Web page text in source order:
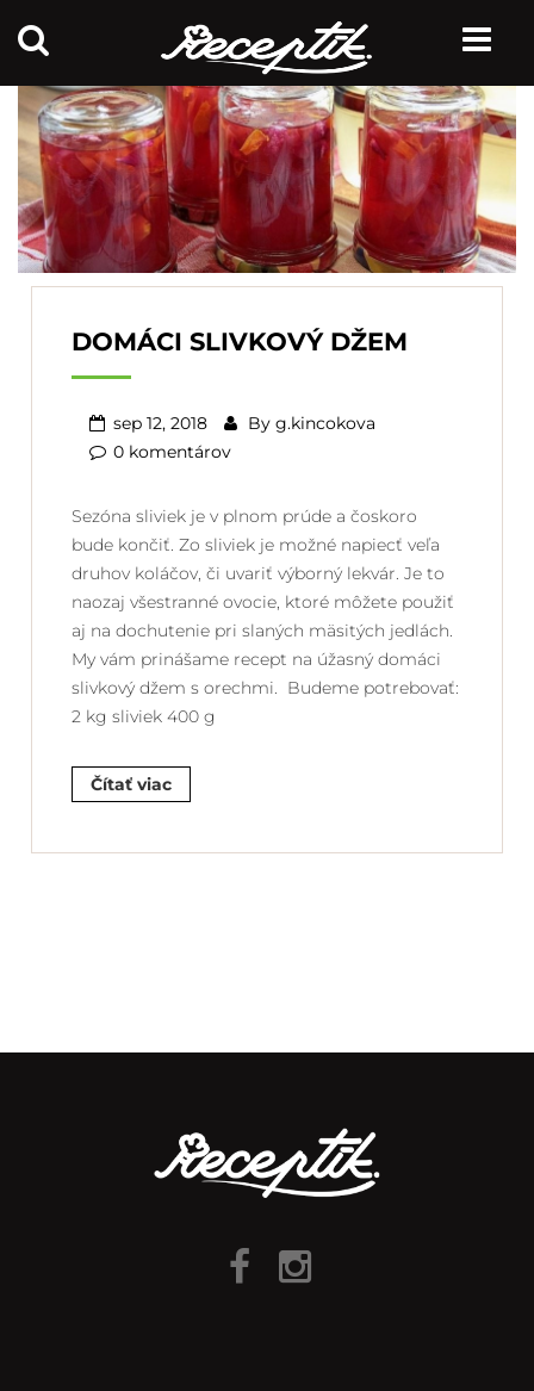
DOMÁCI SLIVKOVÝ DŽEM
sep 12, 2018 By g.kincokova
0 komentárov
Sezóna sliviek je v plnom prúde a čoskoro
bude končiť. Zo sliviek je možné napiecť veľa
druhov koláčov, či uvariť výborný lekvár. Je to
naozaj všestranné ovocie, ktoré môžete použiť
aj na dochutenie pri slaných mäsitých jedlách.
My vám prinášame recept na úžasný domáci
slivkový džem s orechmi. Budeme potrebovať:
2 kg sliviek 400 g
Čítať viac